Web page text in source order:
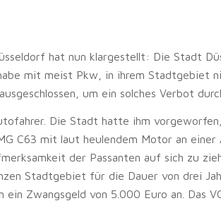
hat nun klargestellt: Die Stadt
mit meist Pkw, in ihrem Stadtgebiet
um ein solches Verbot
Die Stadt hatte ihm
C63 mit laut heulendem Motor an einer
der Passanten auf sich zu
Stadtgebiet für die Dauer von drei
ein Zwangsgeld von 5.000 Euro an. Das